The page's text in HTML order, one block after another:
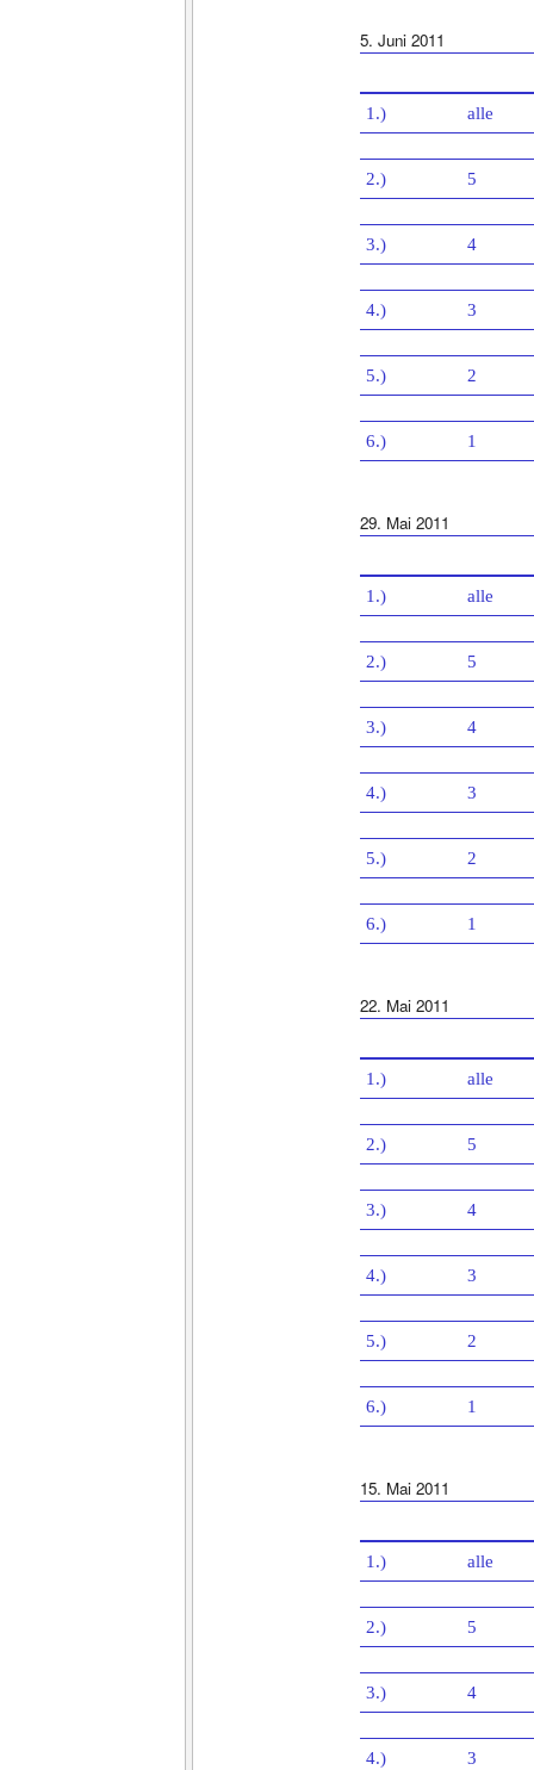
5. Juni 2011
1.) alle
2.) 5
3.) 4
4.) 3
5.) 2
6.) 1
29. Mai 2011
1.) alle
2.) 5
3.) 4
4.) 3
5.) 2
6.) 1
22. Mai 2011
1.) alle
2.) 5
3.) 4
4.) 3
5.) 2
6.) 1
15. Mai 2011
1.) alle
2.) 5
3.) 4
4.) 3